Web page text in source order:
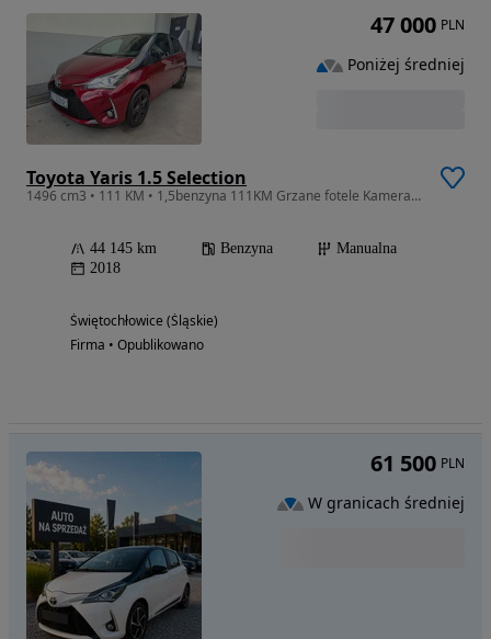
Toyota Yaris 1.5 Selection
1496 cm3 • 111 KM • 1,5benzyna 111KM Grzane fotele Kamera cofania LEDy
44 145 km Benzyna
Manualna
2018
Świętochłowice (Śląskie)
Firma • Opublikowano
47 000 PLN
Poniżej średniej
61 500 PLN
W granicach średniej